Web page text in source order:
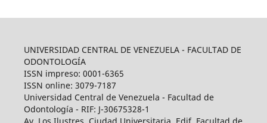
UNIVERSIDAD CENTRAL DE VENEZUELA - FACULTAD DE
ODONTOLOGÍA
ISSN impreso: 0001-6365
ISSN online: 3079-7187
Universidad Central de Venezuela - Facultad de
Odontología - RIF: J-30675328-1